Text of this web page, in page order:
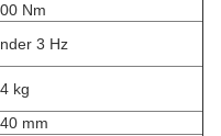
Nm
3 Hz
kg
mm